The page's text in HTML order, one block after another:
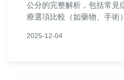
公分的完整解析，包括常見
療選項比較（如藥物、手術
帶常見問答，幫助您做出明
2025-12-04